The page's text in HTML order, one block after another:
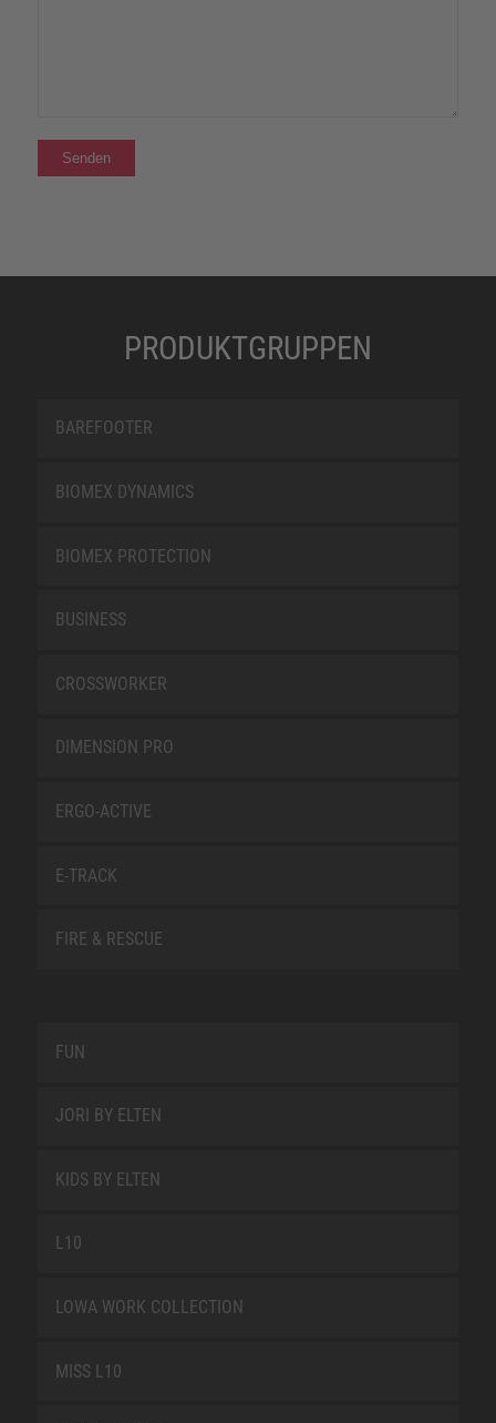
PRODUKTGRUPPEN
BAREFOOTER
BIOMEX DYNAMICS
BIOMEX PROTECTION
BUSINESS
CROSSWORKER
DIMENSION PRO
ERGO-ACTIVE
E-TRACK
FIRE & RESCUE
FUN
JORI BY ELTEN
KIDS BY ELTEN
L10
LOWA WORK COLLECTION
MISS L10